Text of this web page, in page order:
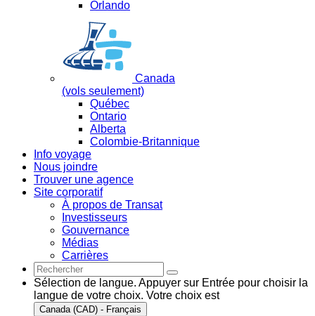
Orlando
Canada
(vols seulement)
Québec
Ontario
Alberta
Colombie-Britannique
Info voyage
Nous joindre
Trouver une agence
Site corporatif
À propos de Transat
Investisseurs
Gouvernance
Médias
Carrières
Sélection de langue. Appuyer sur Entrée pour choisir la
langue de votre choix. Votre choix est
Canada (CAD) - Français